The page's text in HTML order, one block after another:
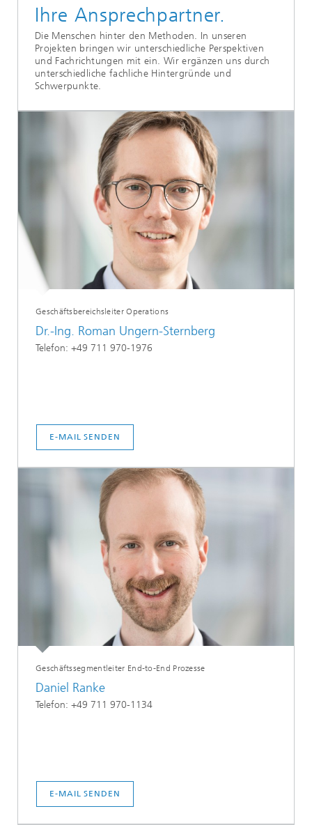
Ihre Ansprechpartner.
Die Menschen hinter den Methoden. In unseren
Projekten bringen wir unterschiedliche Perspektiven
und Fachrichtungen mit ein. Wir ergänzen uns durch
unterschiedliche fachliche Hintergründe und
Schwerpunkte.
Geschäftsbereichsleiter Operations
Dr.-Ing. Roman Ungern-Sternberg
Telefon: +49 711 970-1976
E-MAIL SENDEN
Geschäftssegmentleiter End-to-End Prozesse
Daniel Ranke
Telefon: +49 711 970-1134
E-MAIL SENDEN